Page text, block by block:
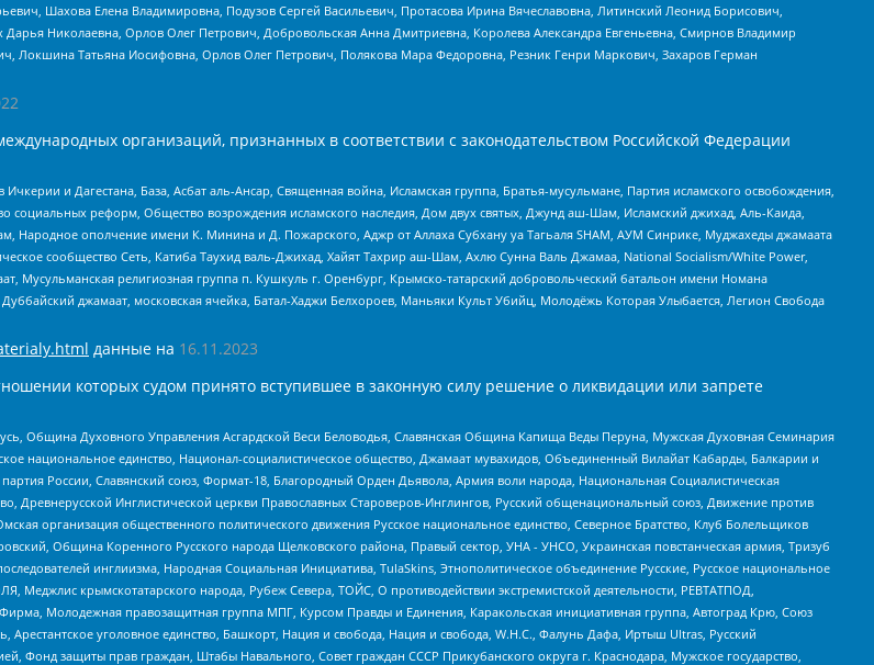
Шахова Елена Владимировна, Подузов Сергей Васильевич, Протасова Ирина Вячеславовна, Литинский Леонид Борисович,
Николаевна, Орлов Олег Петрович, Добровольская Анна Дмитриевна, Королева Александра Евгеньевна, Смирнов Владимир
Локшина Татьяна Иосифовна, Орлов Олег Петрович, Полякова Мара Федоровна, Резник Генри Маркович, Захаров Герман
организаций, признанных в соответствии с законодательством Российской Федерации
и Дагестана, База, Асбат аль-Ансар, Священная война, Исламская группа, Братья-мусульмане, Партия исламского освобождения,
социальных реформ, Общество возрождения исламского наследия, Дом двух святых, Джунд аш-Шам, Исламский джихад, Аль-Каида,
Народное ополчение имени К. Минина и Д. Пожарского, Аджр от Аллаха Субхану уа Тагьаля SHAM, АУМ Синрике, Муджахеды джамаата
сообщество Сеть, Катиба Таухид валь-Джихад, Хайят Тахрир аш-Шам, Ахлю Сунна Валь Джамаа, National Socialism/White Power,
Мусульманская религиозная группа п. Кушкуль г. Оренбург, Крымско-татарский добровольческий батальон имени Номана
джамаат, московская ячейка, Батал-Хаджи Белхороев, Маньяки Культ Убийц, Молодёжь Которая Улыбается, Легион Свобода
данные на 16.11.2023
которых судом принято вступившее в законную силу решение о ликвидации или запрете
Община Духовного Управления Асгардской Веси Беловодья, Славянская Община Капища Веды Перуна, Мужская Духовная Семинария
национальное единство, Национал-социалистическое общество, Джамаат мувахидов, Объединенный Вилайат Кабарды, Балкарии и
России, Славянский союз, Формат-18, Благородный Орден Дьявола, Армия воли народа, Национальная Социалистическая
Древнерусской Инглистической церкви Православных Староверов-Инглингов, Русский общенациональный союз, Движение против
организация общественного политического движения Русское национальное единство, Северное Братство, Клуб Болельщиков
Община Коренного Русского народа Щелковского района, Правый сектор, УНА - УНСО, Украинская повстанческая армия, Тризуб
инглиизма, Народная Социальная Инициатива, TulaSkins, Этнополитическое объединение Русские, Русское национальное
крымскотатарского народа, Рубеж Севера, ТОЙС, О противодействии экстремистской деятельности, РЕВТАТПОД,
Молодежная правозащитная группа МПГ, Курсом Правды и Единения, Каракольская инициативная группа, Автоград Крю, Союз
Арестантское уголовное единство, Башкорт, Нация и свобода, Нация и свобода, W.H.С., Фалунь Дафа, Иртыш Ultras, Русский
защиты прав граждан, Штабы Навального, Совет граждан СССР Прикубанского округа г. Краснодара, Мужское государство,